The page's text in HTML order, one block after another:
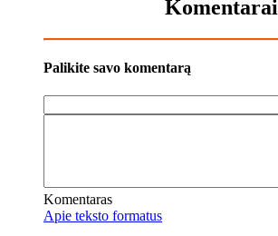
Komentarai
Palikite savo komentarą
Komentaras
Apie teksto formatus